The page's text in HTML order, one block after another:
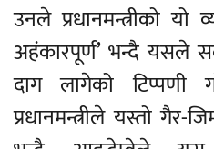
उनले प्रधानमन्त्रीको यो
अहंकारपूर्ण’ भन्दै यसले
दाग लागेको
प्रधानमन्त्रीले यस्तो गैर-